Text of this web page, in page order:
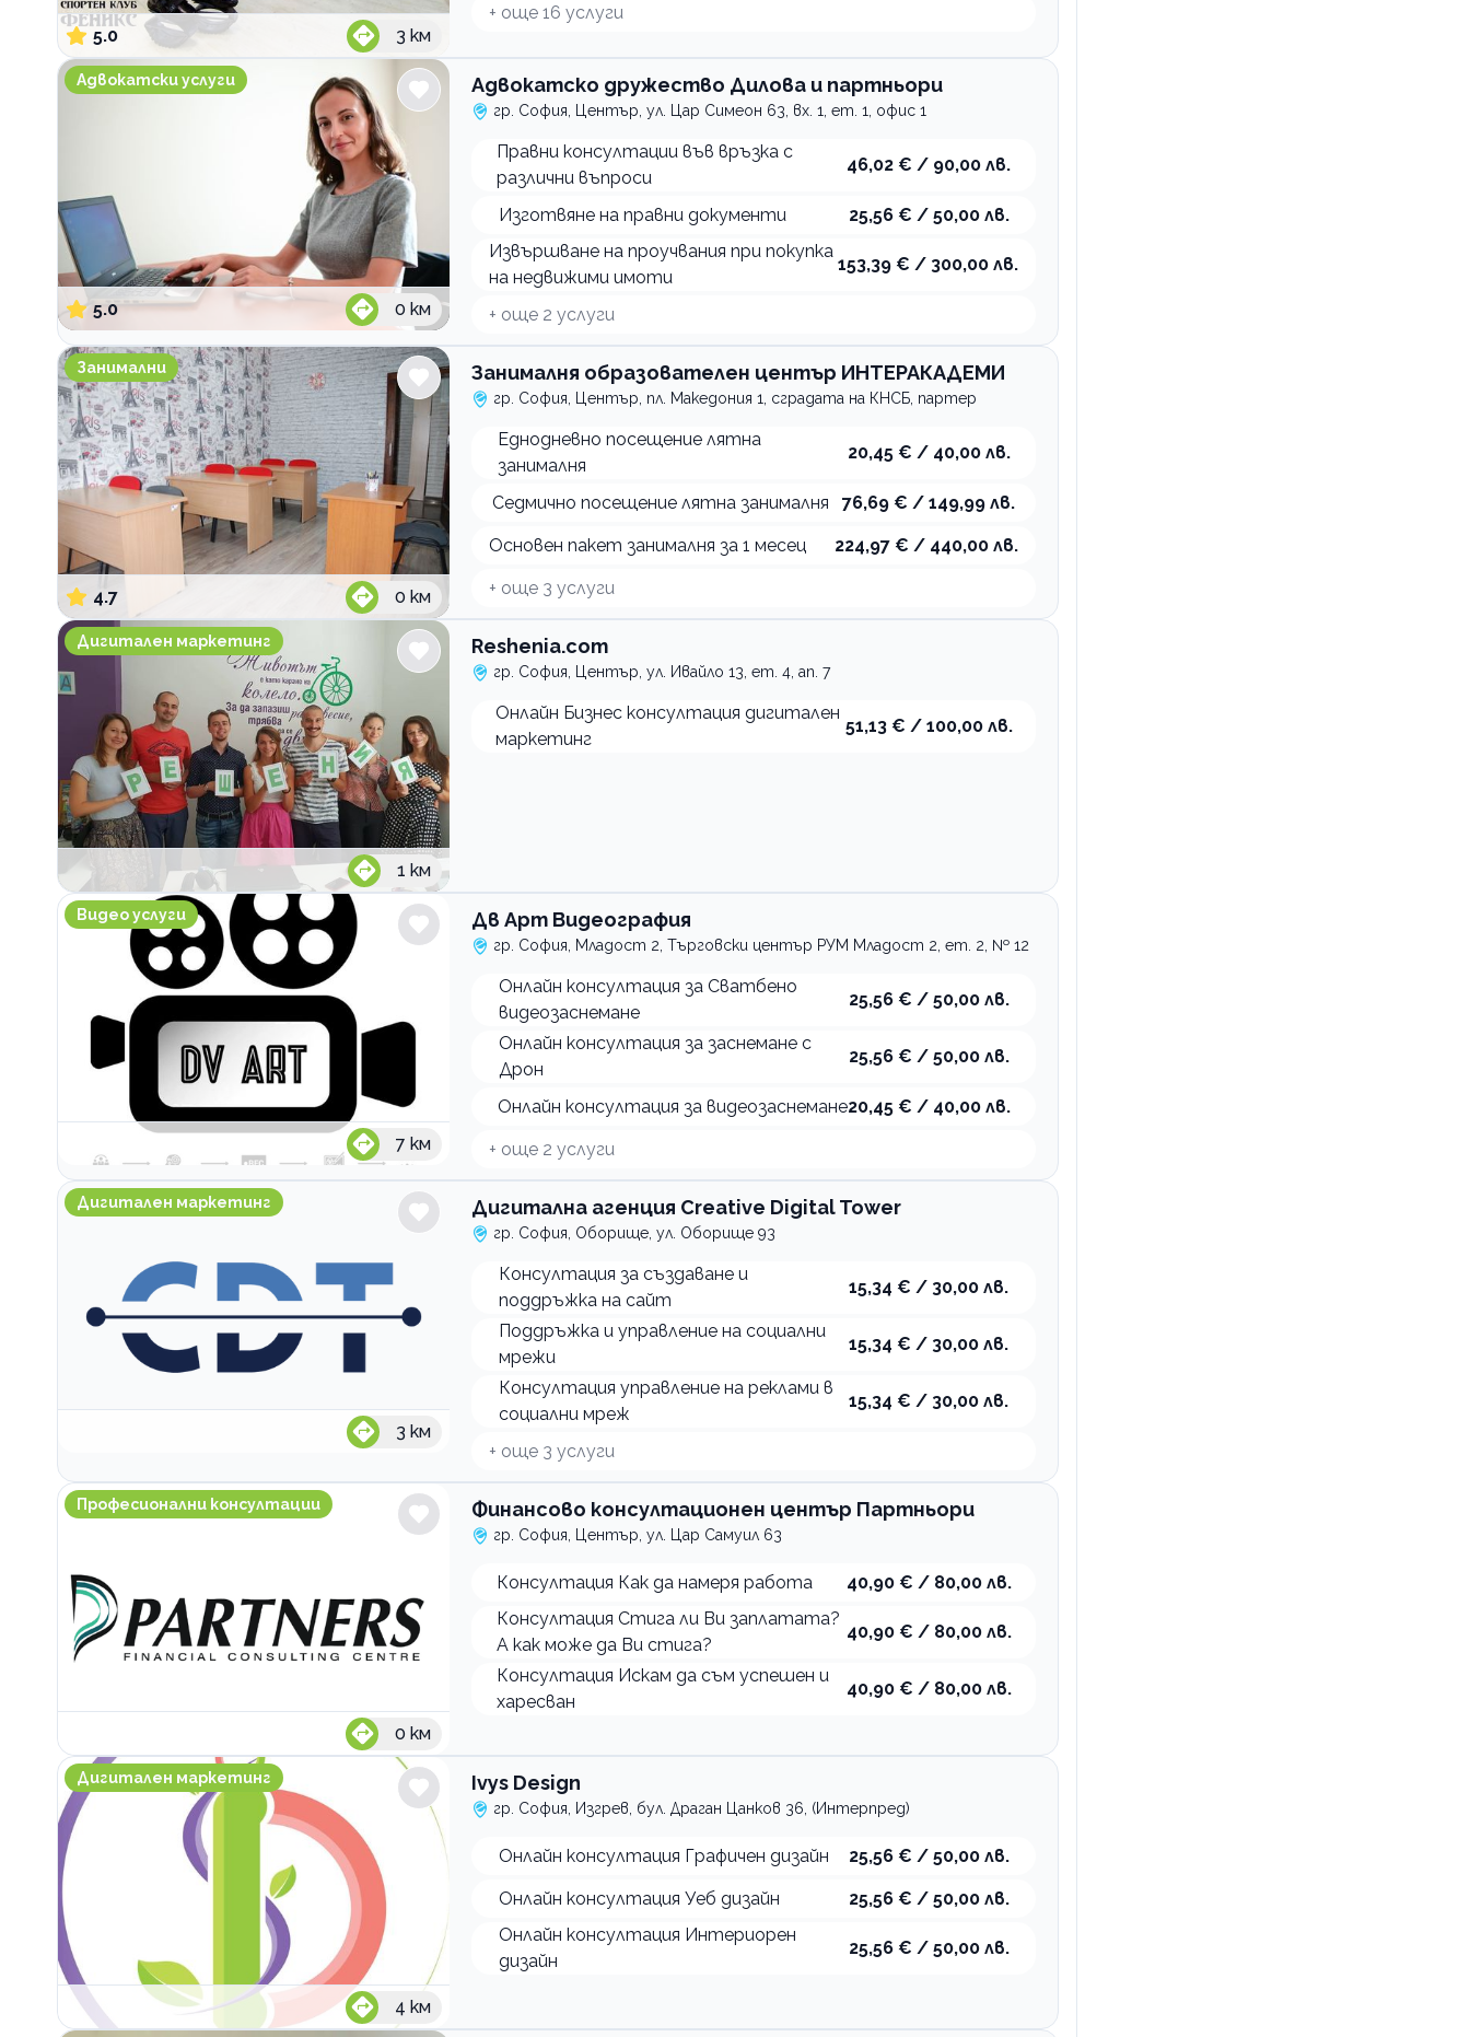
5.0 3 км
+ още 16 услуги
Адвокатско дружество Дилова и партньори
Адвокатски услуги
5.0 0 км
Адвокатско дружество Дилова и партньори
гр. София, Център, ул. Цар Симеон 63, вх. 1, ет. 1, офис 1
Правни консултации във връзка с
различни въпроси
46,02 € / 90,00 лв.
Изготвяне на правни документи
25,56 € / 50,00 лв.
Извършване на проучвания при покупка
на недвижими имоти
153,39 € / 300,00 лв.
+ още 2 услуги
Занималня образователен център ИНТЕРАКАДЕМИ
Занимални
4.7 0 км
Занималня образователен център ИНТЕРАКАДЕМИ
гр. София, Център, пл. Македония 1, сградата на КНСБ, партер
Еднодневно посещение лятна
занималня
20,45 € / 40,00 лв.
Седмично посещение лятна занималня 76,69 € / 149,99 лв.
Основен пакет занималня за 1 месец 224,97 € / 440,00 лв.
+ още 3 услуги
Reshenia.com
Дигитален маркетинг
1 км
Reshenia.com
гр. София, Център, ул. Ивайло 13, ет. 4, ап. 7
Онлайн Бизнес консултация дигитален
маркетинг
51,13 € / 100,00 лв.
Дв Арт Видеография
Видео услуги
7 км
Дв Арт Видеография
гр. София, Младост 2, Търговски център РУМ Младост 2, ет. 2, № 12
Онлайн консултация за Сватбено
видеозаснемане
25,56 € / 50,00 лв.
Онлайн консултация за заснемане с
Дрон
25,56 € / 50,00 лв.
Онлайн консултация за видеозаснемане20,45 € / 40,00 лв.
+ още 2 услуги
Дигитална агенция Creative Digital Tower
Дигитален маркетинг
3 км
Дигитална агенция Creative Digital Tower
гр. София, Оборище, ул. Оборище 93
Консултация за създаване и
поддръжка на сайт
15,34 € / 30,00 лв.
Поддръжка и управление на социални
мрежи
15,34 € / 30,00 лв.
Консултация управление на реклами в
социални мреж
15,34 € / 30,00 лв.
+ още 3 услуги
Финансово консултационен център Партньори
Професионални консултации
0 км
Финансово консултационен център Партньори
гр. София, Център, ул. Цар Самуил 63
Консултация Как да намеря работа
40,90 € / 80,00 лв.
Консултация Стига ли Ви заплатата?
А как може да Ви стига?
40,90 € / 80,00 лв.
Консултация Искам да съм успешен и
харесван
40,90 € / 80,00 лв.
Ivys Design
Дигитален маркетинг
4 км
Ivys Design
гр. София, Изгрев, бул. Драган Цанков 36, (Интерпред)
Онлайн консултация Графичен дизайн 25,56 € / 50,00 лв.
Онлайн консултация Уеб дизайн
25,56 € / 50,00 лв.
Онлайн консултация Интериорен
дизайн
25,56 € / 50,00 лв.